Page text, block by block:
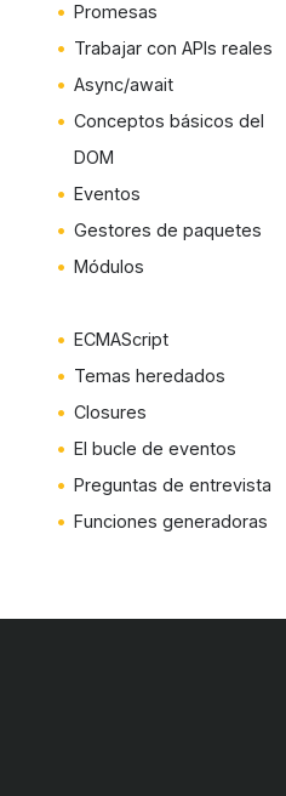
Promesas
Trabajar con APIs reales
Async/await
Conceptos básicos del
DOM
Eventos
Gestores de paquetes
Módulos
ECMAScript
Temas heredados
Closures
El bucle de eventos
Preguntas de entrevista
Funciones generadoras